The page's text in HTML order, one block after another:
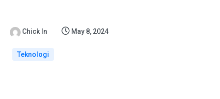
Chick In May 8, 2024
Teknologi